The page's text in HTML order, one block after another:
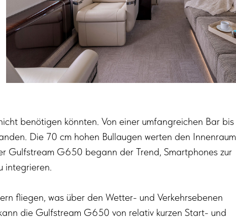
benötigen könnten. Von einer umfangreichen Bar bis
Die 70 cm hohen Bullaugen werten den Innenraum
Gulfstream G650 begann der Trend, Smartphones zur
integrieren.
fliegen, was über den Wetter- und Verkehrsebenen
die Gulfstream G650 von relativ kurzen Start- und